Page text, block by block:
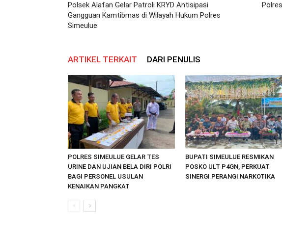
Polsek Alafan Gelar Patroli KRYD Antisipasi
Gangguan Kamtibmas di Wilayah Hukum Polres
Simeulue
ARTIKEL TERKAIT DARI PENULIS
POLRES SIMEULUE GELAR TES
URINE DAN UJIAN BELA DIRI POLRI
BAGI PERSONEL USULAN
KENAIKAN PANGKAT
BUPATI SIMEULUE RESMIKAN
POSKO ULT P4GN, PERKUAT
SINERGI PERANGI NARKOTIKA